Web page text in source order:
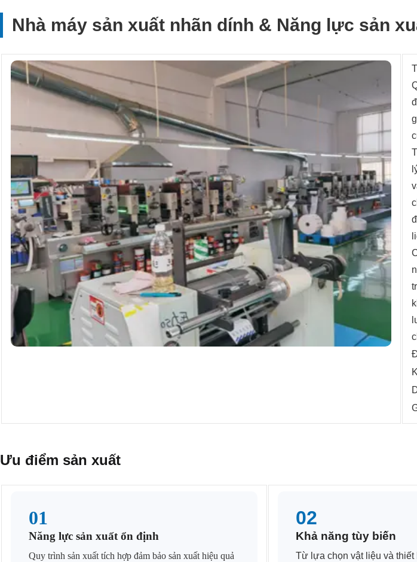
Nhà máy sản xuất nhãn dính & Năng lực sản
Ưu điểm sản xuất
01
Năng lực sản xuất ổn định
Quy trình sản xuất tích hợp đảm bảo sản xuất hiệu quả
02
Khả năng tùy biến
Từ lựa chọn vật liệu và thiết